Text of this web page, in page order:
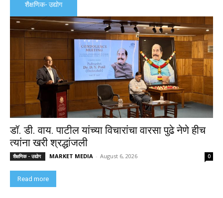
शैक्षणिक- उद्योग
डॉ. डी. वाय. पाटील यांच्या विचारांचा वारसा पुढे नेणे हीच
त्यांना खरी श्रद्धांजली
शैक्षणिक - उद्योग MARKET MEDIA - August 6, 2026 0
Read more